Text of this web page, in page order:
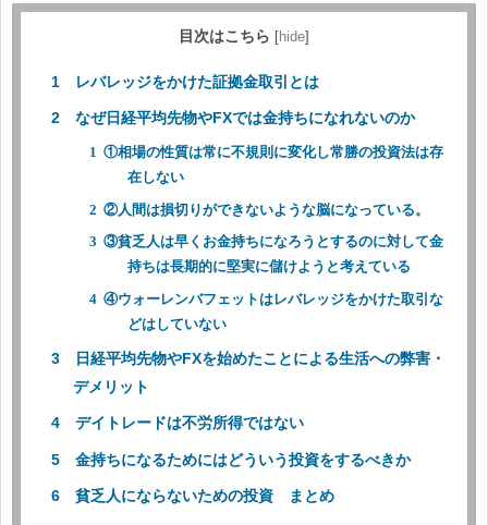
目次はこちら [hide]
レバレッジをかけた証拠金取引とは
なぜ日経平均先物やFXでは金持ちになれないのか
①相場の性質は常に不規則に変化し常勝の投資法は存
在しない
②人間は損切りができないような脳になっている。
③貧乏人は早くお金持ちになろうとするのに対して金
持ちは長期的に堅実に儲けようと考えている
④ウォーレンバフェットはレバレッジをかけた取引な
どはしていない
日経平均先物やFXを始めたことによる生活への弊害・
デメリット
デイトレードは不労所得ではない
金持ちになるためにはどういう投資をするべきか
貧乏人にならないための投資 まとめ